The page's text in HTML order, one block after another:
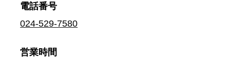
電話番号
024-529-7580
営業時間